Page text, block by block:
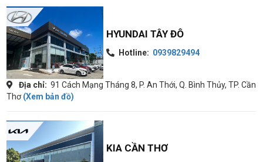
HYUNDAI TÂY ĐÔ
Hotline: 0939829494
Địa chỉ: 91 Cách Mạng Tháng 8, P. An Thới, Q. Bình Thủy, TP. Cần
Thơ(Xem bản đồ)
KIA CẦN THƠ